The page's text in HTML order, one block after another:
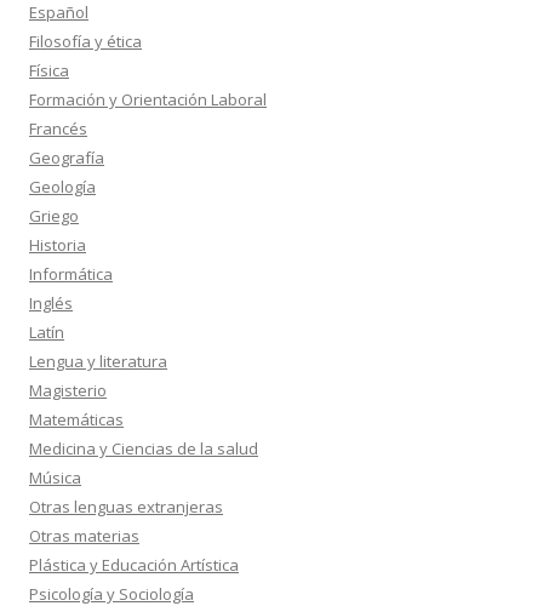
Español
Filosofía y ética
Física
Formación y Orientación Laboral
Francés
Geografía
Geología
Griego
Historia
Informática
Inglés
Latín
Lengua y literatura
Magisterio
Matemáticas
Medicina y Ciencias de la salud
Música
Otras lenguas extranjeras
Otras materias
Plástica y Educación Artística
Psicología y Sociología